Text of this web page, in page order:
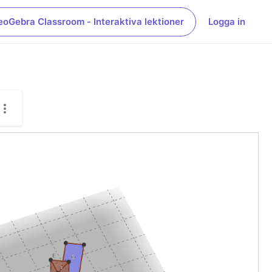
Classroom - Interaktiva lektioner Logga in